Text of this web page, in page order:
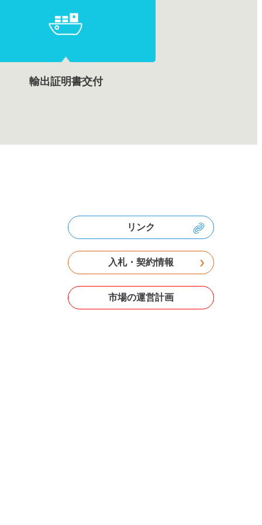
輸出証明書交付
リンク
入札・契約情報
市場の運営計画